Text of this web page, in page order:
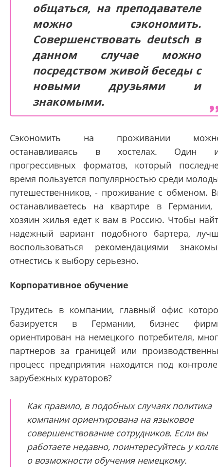
общаться, на преподавателе
можно сэкономить.
Совершенствовать deutsch в
данном случае можно
посредством живой беседы с
новыми друзьями и
знакомыми.
Сэкономить на проживании
останавливаясь в хостелах. Один
прогрессивных форматов, который
время пользуется популярностью среди
путешественников, - проживание с обменом.
останавливаетесь на квартире в Германии,
хозяин жилья едет к вам в Россию. Чтобы
надежный вариант подобного бартера,
воспользоваться рекомендациями
отнестись к выбору серьезно.
Корпоративное обучение
Трудитесь в компании, главный офис
базируется в Германии, бизнес
ориентирован на немецкого потребителя,
партнеров за границей или
процесс предприятия находится под
зарубежных кураторов?
Как правило, в подобных случаях политика
компании ориентирована на языковое
совершенствование сотрудников. Если вы
работаете недавно, поинтересуйтесь у
о возможности обучения немецкому.